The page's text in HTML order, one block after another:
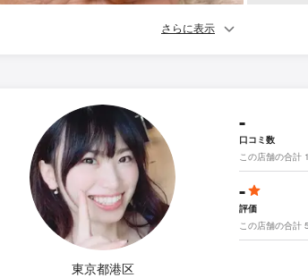
さらに表示
東京都港区
-
口コミ数
この店舗の合計 1
-
評価
この店舗の合計